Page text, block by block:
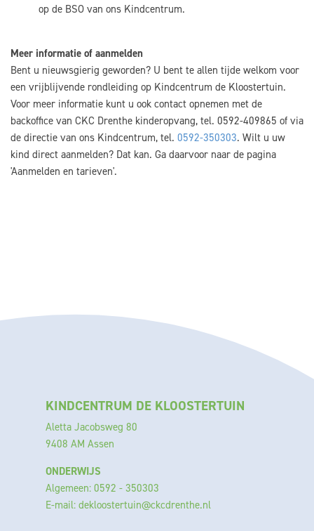
op de BSO van ons Kindcentrum.
Meer informatie of aanmelden
Bent u nieuwsgierig geworden? U bent te allen tijde welkom voor
een vrijblijvende rondleiding op Kindcentrum de Kloostertuin.
Voor meer informatie kunt u ook contact opnemen met de
backoffice van CKC Drenthe kinderopvang, tel. 0592-409865 of via
de directie van ons Kindcentrum, tel. 0592-350303. Wilt u uw
kind direct aanmelden? Dat kan. Ga daarvoor naar de pagina
'Aanmelden en tarieven'.
KINDCENTRUM DE KLOOSTERTUIN
Aletta Jacobsweg 80
9408 AM Assen
ONDERWIJS
Algemeen: 0592 - 350303
E-mail: dekloostertuin@ckcdrenthe.nl